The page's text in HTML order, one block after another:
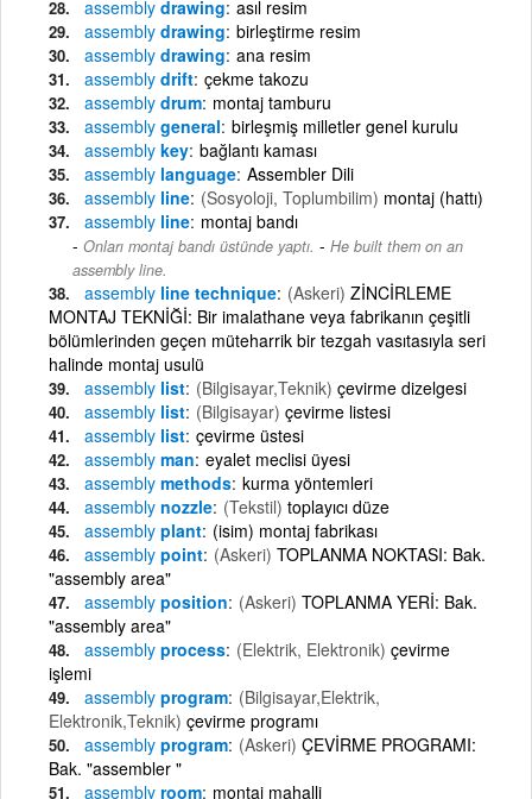
assembly drawing asıl resim
assembly drawing birleştirme resim
assembly drawing ana resim
assembly drift çekme takozu
assembly drum montaj tamburu
assembly general birleşmiş milletler genel kurulu
assembly key bağlantı kaması
assembly language Assembler Dili
assembly line (Sosyoloji, Toplumbilim) montaj (hattı)
assembly line montaj bandı
Onları montaj bandı üstünde yaptı. - He built them on an
assembly line.
assembly line technique (Askeri) ZİNCİRLEME
MONTAJ TEKNİĞİ: Bir imalathane veya fabrikanın çeşitli
bölümlerinden geçen müteharrik bir tezgah vasıtasıyla seri
halinde montaj usulü
assembly list (Bilgisayar,Teknik) çevirme dizelgesi
assembly list (Bilgisayar) çevirme listesi
assembly list çevirme üstesi
assembly man eyalet meclisi üyesi
assembly methods kurma yöntemleri
assembly nozzle (Tekstil) toplayıcı düze
assembly plant (isim) montaj fabrikası
assembly point (Askeri) TOPLANMA NOKTASI: Bak.
"assembly area"
assembly position (Askeri) TOPLANMA YERİ: Bak.
"assembly area"
assembly process (Elektrik, Elektronik) çevirme
işlemi
assembly program (Bilgisayar,Elektrik,
Elektronik,Teknik) çevirme programı
assembly program (Askeri) ÇEVİRME PROGRAMI:
Bak. "assembler "
assembly room montaj mahalli